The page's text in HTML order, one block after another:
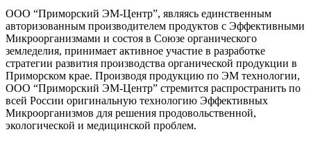
ООО “Приморский ЭМ-Центр”, являясь единственным
авторизованным производителем продуктов с Эффективными
Микроорганизмами и состоя в Союзе органического
земледелия, принимает активное участие в разработке
стратегии развития производства органической продукции в
Приморском крае. Производя продукцию по ЭМ технологии,
ООО “Приморский ЭМ-Центр” стремится распространить по
всей России оригинальную технологию Эффективных
Микроорганизмов для решения продовольственной,
экологической и медицинской проблем.